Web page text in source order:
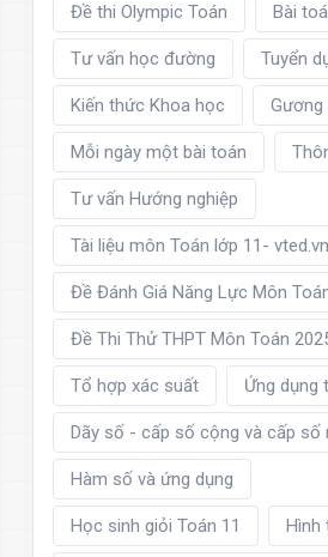
Đề thi Olympic Toán Bài
Tư vấn học đường Tuyển
Kiến thức Khoa học
Mỗi ngày một bài toán
Tư vấn Hướng nghiệp
Tài liệu môn Toán lớp 11- vted.vn
Đề Đánh Giá Năng Lực Môn
Đề Thi Thử THPT Môn Toán
Tổ hợp xác suất Ứng dụng
Dãy số - cấp số cộng và cấp số
Hàm số và ứng dụng
Học sinh giỏi Toán 11 Hình